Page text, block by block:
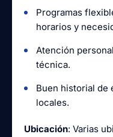
Programas
horarios y
Atención
técnica.
Buen historial de
locales.
Ubicación: Varias